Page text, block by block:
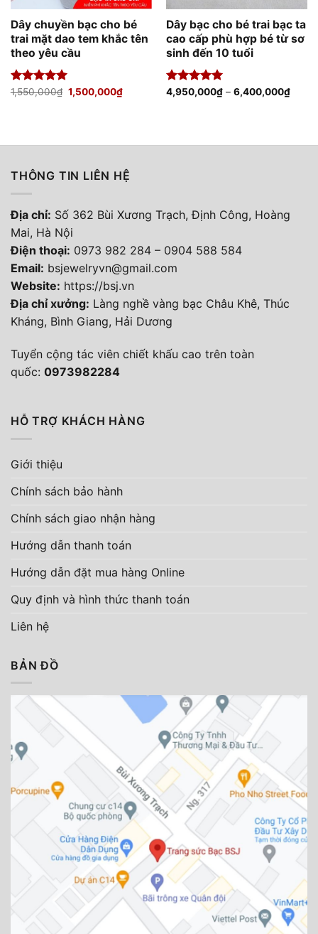
Dây chuyền bạc cho bé
trai mặt dao tem khắc tên
theo yêu cầu
Được xếp
1,550,000₫ Giá
gốc
1,500,000₫Giá
hiện
Dây bạc cho bé trai bạc ta
cao cấp phù hợp bé từ sơ
sinh đến 10 tuổi
Được xếp
4,950,000₫– 6,400,000₫
THÔNG TIN LIÊN HỆ
Địa chỉ: Số 362 Bùi Xương Trạch, Định Công, Hoàng
Mai, Hà Nội
Điện thoại: 0973 982 284 – 0904 588 584
Email: bsjewelryvn@gmail.com
Website: https://bsj.vn
Địa chỉ xưởng: Làng nghề vàng bạc Châu Khê, Thúc
Kháng, Bình Giang, Hải Dương
Tuyển cộng tác viên chiết khấu cao trên toàn
quốc: 0973982284
HỖ TRỢ KHÁCH HÀNG
Giới thiệu
Chính sách bảo hành
Chính sách giao nhận hàng
Hướng dẫn thanh toán
Hướng dẫn đặt mua hàng Online
Quy định và hình thức thanh toán
Liên hệ
BẢN ĐỒ